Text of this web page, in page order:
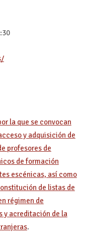
la que se convocan
y adquisición de
profesores de
de formación
escénicas, así como
de listas de
régimen de
y acreditación de la
.